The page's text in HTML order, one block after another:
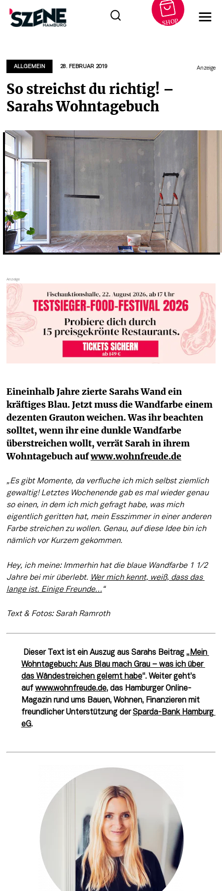
springen
SHOP
ALLGEMEIN 28. FEBRUAR 2019 Anzeige
So streichst du richtig! –
Sarahs Wohntagebuch
Eineinhalb Jahre zierte Sarahs Wand ein
kräftiges Blau. Jetzt muss die Wandfarbe einem
dezenten Grauton weichen. Was ihr beachten
solltet, wenn ihr eine dunkle Wandfarbe
überstreichen wollt, verrät Sarah in ihrem
Wohntagebuch auf www.wohnfreude.de
„Es gibt Momente, da verfluche ich mich selbst ziemlich
gewaltig! Letztes Wochenende gab es mal wieder genau
so einen, in dem ich mich gefragt habe, was mich
eigentlich geritten hat, mein Esszimmer in einer anderen
Farbe streichen zu wollen. Genau, auf diese Idee bin ich
nämlich vor Kurzem gekommen.
Hey, ich meine: Immerhin hat die blaue Wandfarbe 1 1/2
Jahre bei mir überlebt.
Wer mich kennt, weiß, dass das
lange ist. Einige Freunde… “
Text & Fotos: Sarah Ramroth
Dieser Text ist ein Auszug aus Sarahs Beitrag „ Mein
Wohntagebuch: Aus Blau mach Grau – was ich über
das Wändestreichen gelernt habe“. Weiter geht’s
auf www.wohnfreude.de, das Hamburger Online-
Magazin rund ums Bauen, Wohnen, Finanzieren mit
freundlicher Unterstützung der Sparda-Bank Hamburg
eG.